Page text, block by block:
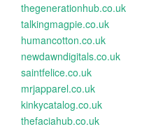
thegenerationhub.co.uk
talkingmagpie.co.uk
humancotton.co.uk
newdawndigitals.co.uk
saintfelice.co.uk
mrjapparel.co.uk
kinkycatalog.co.uk
thefaciahub.co.uk